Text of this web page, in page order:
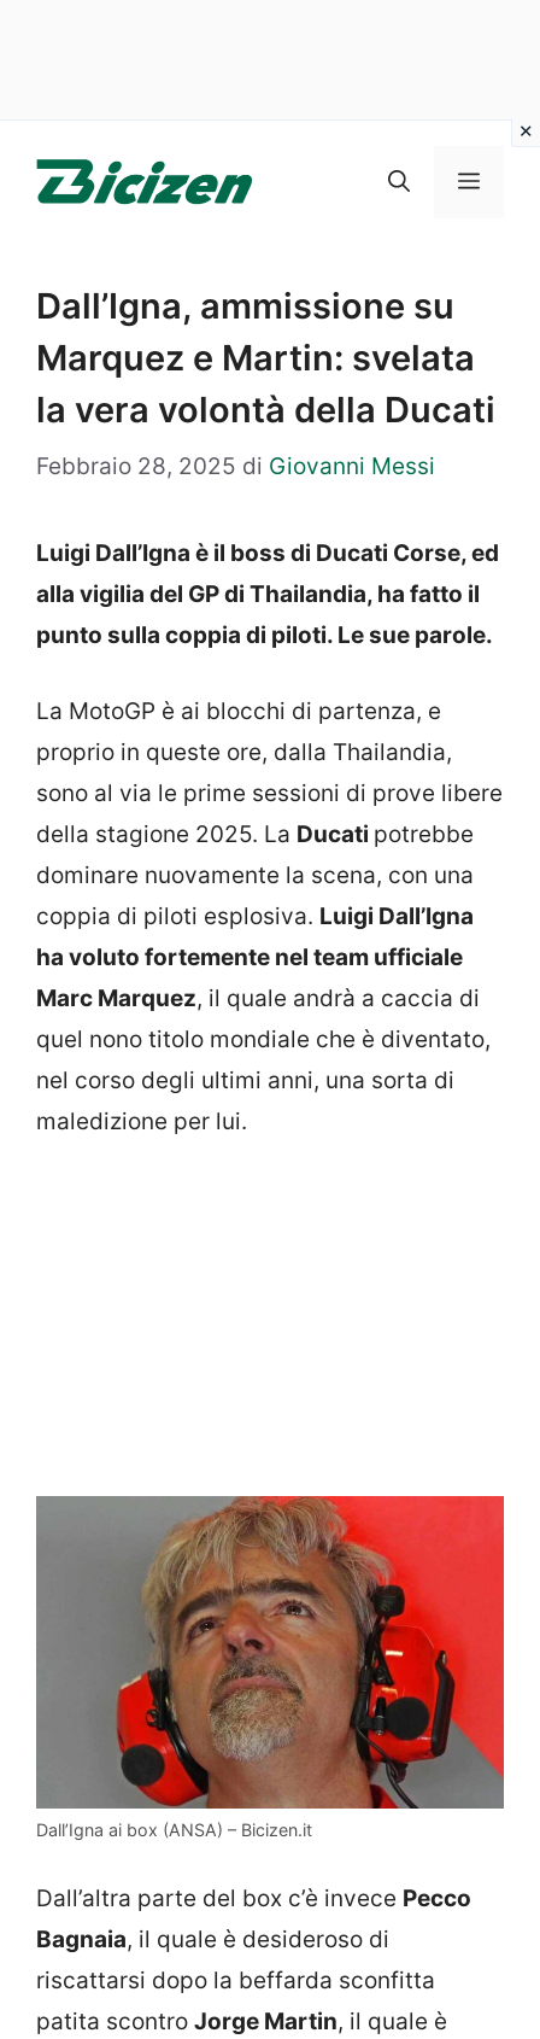
Menu
Dall’Igna, ammissione su
Marquez e Martin: svelata
la vera volontà della Ducati
Febbraio 28, 2025 di Giovanni Messi
Luigi Dall’Igna è il boss di Ducati Corse, ed
alla vigilia del GP di Thailandia, ha fatto il
punto sulla coppia di piloti. Le sue parole.
La MotoGP è ai blocchi di partenza, e
proprio in queste ore, dalla Thailandia,
sono al via le prime sessioni di prove libere
della stagione 2025. La Ducati potrebbe
dominare nuovamente la scena, con una
coppia di piloti esplosiva. Luigi Dall’Igna
ha voluto fortemente nel team ufficiale
Marc Marquez, il quale andrà a caccia di
quel nono titolo mondiale che è diventato,
nel corso degli ultimi anni, una sorta di
maledizione per lui.
Dall’Igna ai box (ANSA) – Bicizen.it
Dall’altra parte del box c’è invece Pecco
Bagnaia, il quale è desideroso di
riscattarsi dopo la beffarda sconfitta
patita scontro Jorge Martin, il quale è